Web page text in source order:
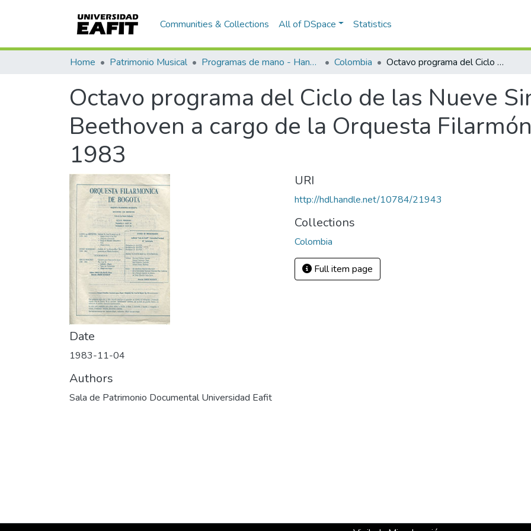
Communities & Collections All of DSpace Statistics
Home Patrimonio Musical Programas de mano - Hand programs Colombia Octavo programa del Ciclo de las Nueve Sinfonías de Beethoven a cargo de la Orquesta Filarmónica de Bogotá 1983
Octavo programa del Ciclo de las Nueve
Beethoven a cargo de la Orquesta
1983
Date
1983-11-04
Authors
Sala de Patrimonio Documental Universidad Eafit
URI
http://hdl.handle.net/10784/21943
Collections
Colombia
Full item page